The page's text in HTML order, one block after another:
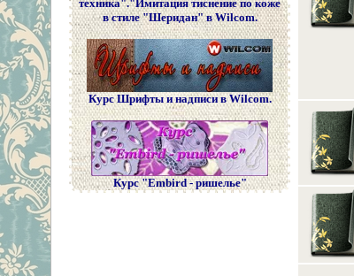
техника"."Имитация тиснение по коже
в стиле "Шеридан" в Wilcom.
Курс Шрифты и надписи в Wilcom.
Курс "Embird - ришелье"